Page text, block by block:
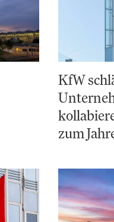
KfW
zum